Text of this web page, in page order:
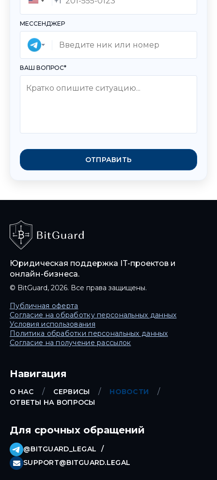
UNITED
STATES
+1
МЕССЕНДЖЕР
ВАШ ВОПРОС*
ОТПРАВИТЬ
Юридическая поддержка IT-проектов и
онлайн-бизнеса.
© BitGuard, 2026. Все права защищены.
Публичная оферта
Согласие на обработку персональных данных
Условия использования
Политика обработки персональных данных
Согласие на получение рассылок
Навигация
О НАС СЕРВИСЫ
НОВОСТИ
ОТВЕТЫ НА ВОПРОСЫ
Для срочных обращений
@BITGUARD_LEGAL
SUPPORT@BITGUARD.LEGAL